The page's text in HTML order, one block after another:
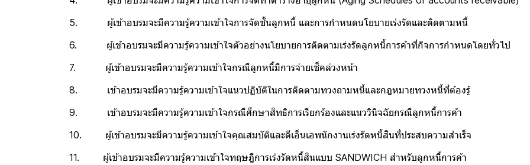
5. ผู้เข้าอบรมจะมีความรู้ความเข้าใจการจัดชั้นลูกหนี้ และการกำหนดนโยบายเร่งรัดและติดตามหนี้
6. ผู้เข้าอบรมจะมีความรู้ความเข้าใจตัวอย่างนโยบายการติดตามเร่งรัดลูกหนี้การค้าที่กิจการกำหนดโดยทั่วไป
7. ผู้เข้าอบรมจะมีความรู้ความเข้าใจกรณีลูกหนี้มีการจ่ายเช็คล่วงหน้า
8. เข้าอบรมจะมีความรู้ความเข้าใจแนวปฏิบัติในการติดตามทวงถามหนี้และกฎหมายทวงหนี้ที่ต้องรู้
9. เข้าอบรมจะมีความรู้ความเข้าใจกรณีศึกษาสิทธิการเรียกร้องและแนววินิจฉัยกรณีลูกหนี้การค้า
10. ผู้เข้าอบรมจะมีความรู้ความเข้าใจคุณสมบัติและดีเอ็นเอพนักงานเร่งรัดหนี้สินที่ประสบความสำเร็จ
11. ผู้เข้าอบรมจะมีความรู้ความเข้าใจทฤษฎีการเร่งรัดหนี้สินแบบ SANDWICH สำหรับลูกหนี้การค้า